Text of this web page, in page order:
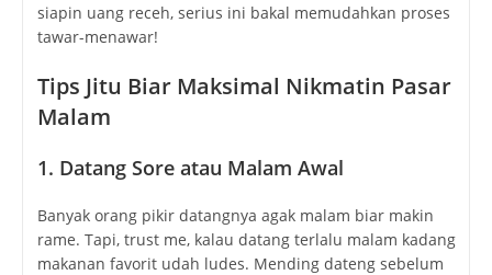
siapin uang receh, serius ini bakal memudahkan proses
tawar-menawar!
Tips Jitu Biar Maksimal Nikmatin Pasar
Malam
1. Datang Sore atau Malam Awal
Banyak orang pikir datangnya agak malam biar makin
rame. Tapi, trust me, kalau datang terlalu malam kadang
makanan favorit udah ludes. Mending dateng sebelum